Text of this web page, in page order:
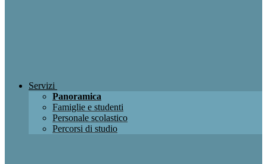
Servizi
Panoramica
Famiglie e studenti
Personale scolastico
Percorsi di studio